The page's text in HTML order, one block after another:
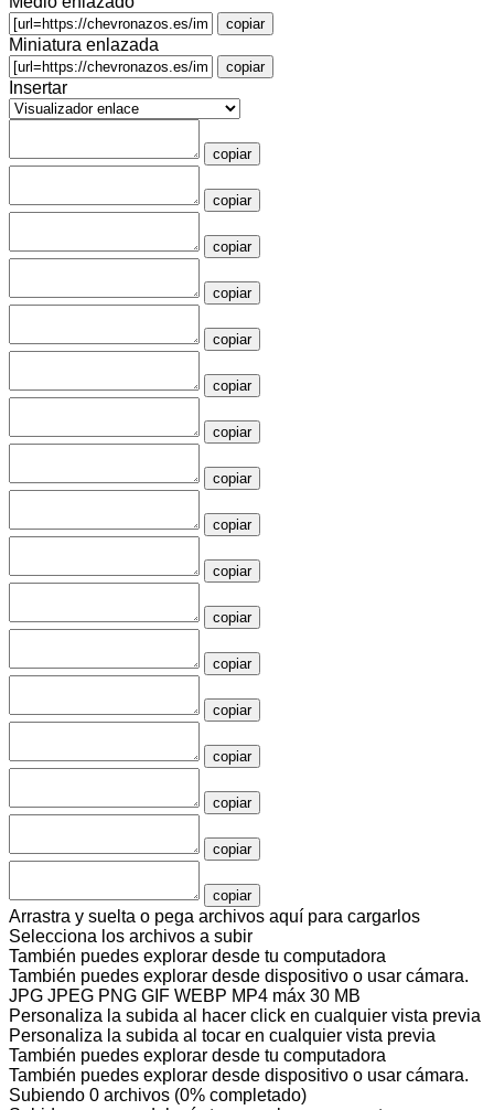
copiar
Miniatura enlazada
copiar
Insertar
copiar
copiar
copiar
copiar
copiar
copiar
copiar
copiar
copiar
copiar
copiar
copiar
copiar
copiar
copiar
copiar
copiar
Arrastra y suelta o pega archivos aquí para cargarlos
Selecciona los archivos a subir
También puedes explorar desde tu computadora
También puedes explorar desde dispositivo o usar cámara.
JPG JPEG PNG GIF WEBP MP4 máx 30 MB
Personaliza la subida al hacer click en cualquier vista previa
Personaliza la subida al tocar en cualquier vista previa
También puedes explorar desde tu computadora
También puedes explorar desde dispositivo o usar cámara.
Subiendo 0 archivos (0% completado)